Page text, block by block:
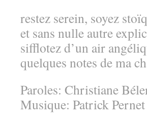
restez serein, soyez
et sans nulle autre
sifflotez d’un air
quelques notes de ma
Paroles: Christiane
Musique: Patrick Pernet